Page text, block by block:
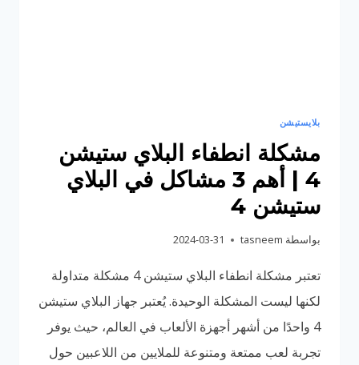
بلايستيشن
مشكلة انطفاء البلاي ستيشن
4 | أهم 3 مشاكل في البلاي
ستيشن 4
بواسطة tasneem
2024-03-31
تعتبر مشكلة انطفاء البلاي ستيشن 4 مشكلة متداولة
لكنها ليست المشكلة الوحيدة. يُعتبر جهاز البلاي ستيشن
4 واحدًا من أشهر أجهزة الألعاب في العالم، حيث يوفر
تجربة لعب ممتعة ومتنوعة للملايين من اللاعبين حول